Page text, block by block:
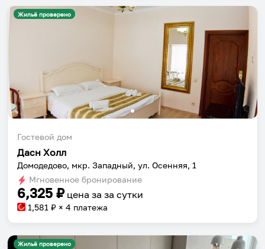
Жильё проверено
Гостевой дом
Дасн Холл
Домодедово, мкр. Западный, ул. Осенняя, 1
Мгновенное бронирование
6,325 ₽ цена за за сутки
1,581 ₽ × 4 платежа
Жильё проверено
Установить приложение